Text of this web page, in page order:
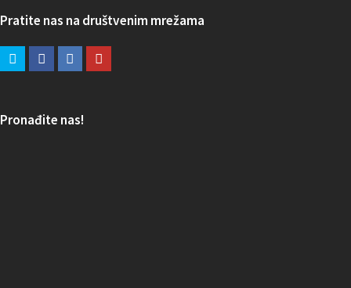
Pratite nas na društvenim mrežama
Pronađite nas!